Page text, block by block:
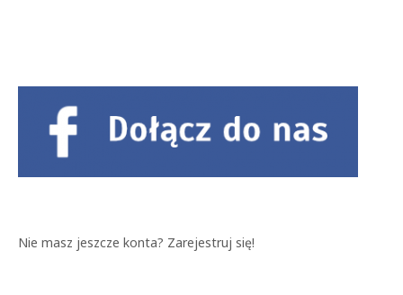
Nie masz jeszcze konta? Zarejestruj się!